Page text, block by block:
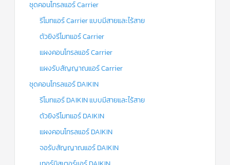
ชุดคอนโทรลแอร์ Carrier
รีโมทแอร์ Carrier แบบมีสายและไร้สาย
ตัวยิงรีโมทแอร์ Carrier
แผงคอนโทรลแอร์ Carrier
แผงรับสัญญาณแอร์ Carrier
ชุดคอนโทรลแอร์ DAIKIN
รีโมทแอร์ DAIKIN แบบมีสายและไร้สาย
ตัวยิงรีโมทแอร์ DAIKIN
แผงคอนโทรลแอร์ DAIKIN
จอรับสัญญาณแอร์ DAIKIN